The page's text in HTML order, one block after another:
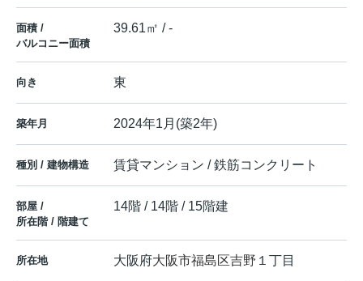
面積 /
バルコニー面積
39.61㎡ / -
向き 東
築年月 2024年1月(築2年)
種別 / 建物構造 賃貸マンション / 鉄筋コンクリート
部屋 /
所在階 / 階建て
14階 / 14階 / 15階建
所在地 大阪府大阪市福島区吉野 １丁目